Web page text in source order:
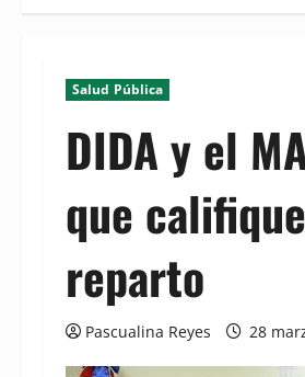
Salud Pública
DIDA y el
que
reparto
Pascualina Reyes 28